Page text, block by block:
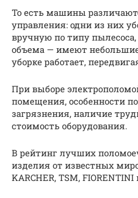
То есть машины
управления: одни из них
вручную по типу
объема — имеют
уборке работает,
При выборе
помещения, особенности
загрязнения, наличие
стоимость оборудования.
В рейтинг лучших
изделия от известных
KARCHER, TSM,